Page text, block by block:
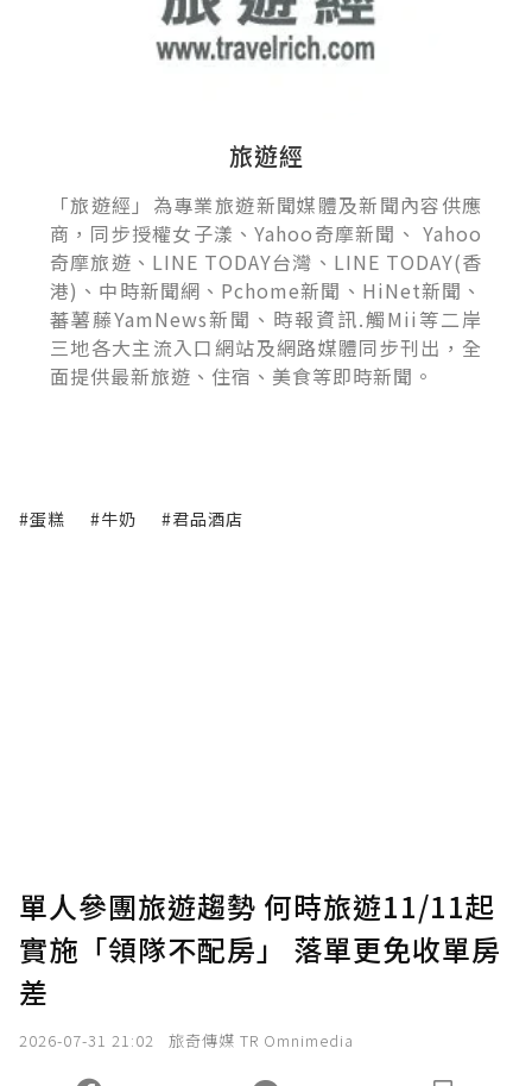
旅遊經
「旅遊經」為專業旅遊新聞媒體及新聞內容供應
商，同步授權女子漾、Yahoo奇摩新聞、 Yahoo
奇摩旅遊、LINE TODAY台灣、LINE TODAY(香
港)、中時新聞網、Pchome新聞、HiNet新聞、
蕃薯藤YamNews新聞、時報資訊.觸Mii等二岸
三地各大主流入口網站及網路媒體同步刊出，全
面提供最新旅遊、住宿、美食等即時新聞。
#蛋糕 #牛奶 #君品酒店
單人參團旅遊趨勢 何時旅遊11/11起
實施「領隊不配房」 落單更免收單房
差
2026-07-31 21:02 旅奇傳媒 TR Omnimedia